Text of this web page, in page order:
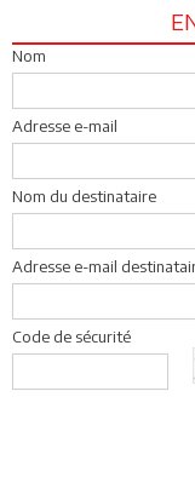
Nom
Adresse e-mail
Nom du destinataire
Adresse e-mail
Code de sécurité